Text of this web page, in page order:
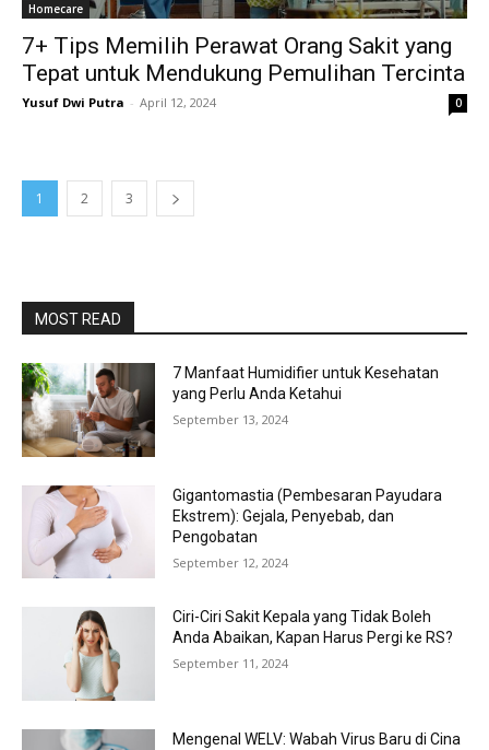
Homecare
7+ Tips Memilih Perawat Orang Sakit yang
Tepat untuk Mendukung Pemulihan Tercinta
Yusuf Dwi Putra - April 12, 2024 0
1 2 3
MOST READ
7 Manfaat Humidifier untuk Kesehatan
yang Perlu Anda Ketahui
September 13, 2024
Gigantomastia (Pembesaran Payudara
Ekstrem): Gejala, Penyebab, dan
Pengobatan
September 12, 2024
Ciri-Ciri Sakit Kepala yang Tidak Boleh
Anda Abaikan, Kapan Harus Pergi ke RS?
September 11, 2024
Mengenal WELV: Wabah Virus Baru di Cina